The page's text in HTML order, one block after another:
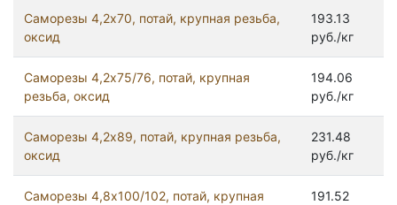
Саморезы 4,2x70, потай, крупная резьба,
оксид
193.13
руб./кг
Саморезы 4,2x75/76, потай, крупная
резьба, оксид
194.06
руб./кг
Саморезы 4,2x89, потай, крупная резьба,
оксид
231.48
руб./кг
Саморезы 4,8х100/102, потай, крупная
191.52